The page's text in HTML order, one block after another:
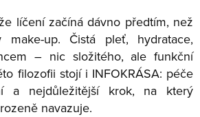
líčení začíná dávno předtím, než
up. Čistá pleť, hydratace,
– nic složitého, ale funkční
filozofii stojí i INFOKRÁSA: péče
a nejdůležitější krok, na který
navazuje.